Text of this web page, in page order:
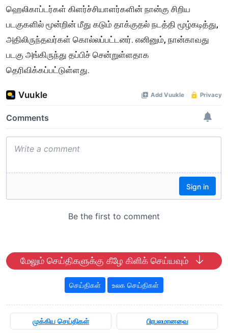
ஹெலிகாப்டர்கள் கிளர்ச்சியாளர்களின் நான்கு சிறிய
படகுகளில் மூன்றின் மீது கடும் தாக்குதல் நடத்தி மூழ்கடித்து,
அதிலிருந்தவர்கள் கொல்லப்பட்டனர். எனினும், நான்காவது
படகு அங்கிருந்து தப்பிச் சென்றுள்ளதாக
தெரிவிக்கப்பட்டுள்ளது.
மேலும் செய்திகளுக்கு கீழே கிளிக் செய்யவும்
செய்திகள் உலக செய்திகள்
முக்கிய செய்திகள் பிரபலமானவை